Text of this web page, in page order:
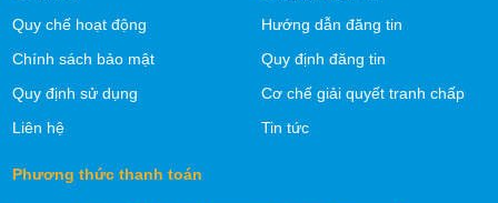
Quy chế hoạt động
Chính sách bảo mật
Quy định sử dụng
Liên hệ
Hướng dẫn đăng tin
Quy định đăng tin
Cơ chế giải quyết tranh chấp
Tin tức
Phương thức thanh toán